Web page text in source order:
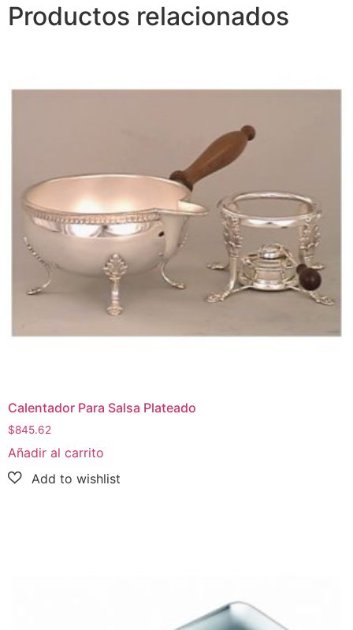
Productos relacionados
Calentador Para Salsa Plateado
$845.62
Añadir al carrito